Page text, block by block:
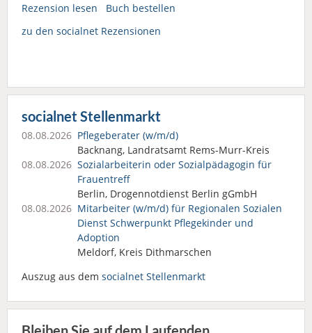
Rezension lesen
Buch bestellen
zu den socialnet Rezensionen
socialnet Stellenmarkt
08.08.2026 Pflegeberater (w/m/d)
Backnang, Landratsamt Rems-Murr-Kreis
08.08.2026 Sozialarbeiterin oder Sozialpädagogin für
Frauentreff
Berlin, Drogennotdienst Berlin gGmbH
08.08.2026 Mitarbeiter (w/m/d) für Regionalen Sozialen
Dienst Schwerpunkt Pflegekinder und
Adoption
Meldorf, Kreis Dithmarschen
Auszug aus dem socialnet Stellenmarkt